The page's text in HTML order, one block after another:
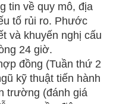
tin về quy mô, địa
tố rủi ro. Phước
và khuyến nghị cấu
24 giờ.
đồng (Tuần thứ 2
kỹ thuật tiến hành
trường (đánh giá